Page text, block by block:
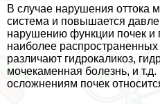
В случае нарушения оттока
система и повышается
нарушению функции почек и
наиболее
различают гидрокаликоз,
мочекаменная болезнь, и
осложнениям почек